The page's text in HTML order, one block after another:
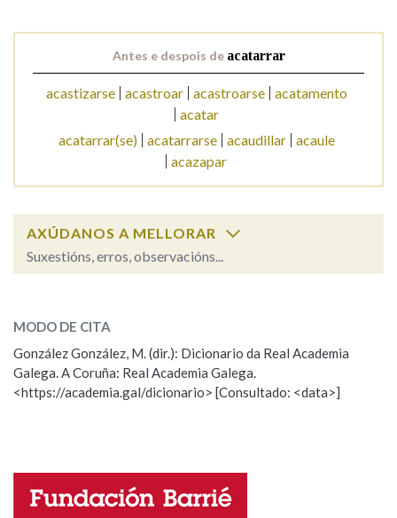
Na fraseoloxía
OUTRAS OPCIÓNS DE BUSCA
Pertence a
LIMPAR BUSCA
Antes e despois de acatarrar
acastizarse acastroar acastroarse
acatamento
acatar
acatarrar(se)
acatarrarse acaudillar
acaule
acazapar
AXÚDANOS A MELLORAR
Suxestións, erros, observacións...
ESCOLLE UNHA OPCIÓN:
Observación Hai un erro na palabra
Propoño mellorar a definición
Nome
MODO DE CITA
González González, M. (dir.): Dicionario da Real Academia
Galega. A Coruña: Real Academia Galega.
<https://academia.gal/dicionario> [Consultado: <data>]